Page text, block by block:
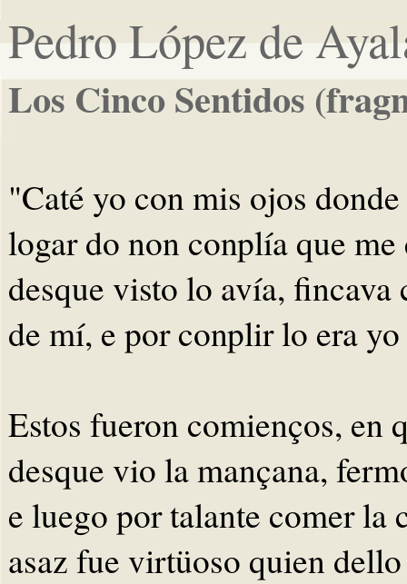
Pedro López de
Los Cinco Sentidos
"Caté yo con mis ojos
logar do non conplía que me
desque visto lo avía, fincava
de mí, e por conplir lo era
Estos fueron comienços, en
desque vio la mançana,
e luego por talante comer la
asaz fue virtüoso quien